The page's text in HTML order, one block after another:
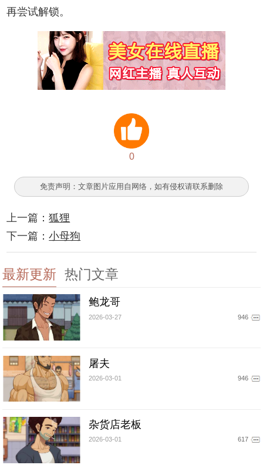
再尝试解锁。
0
免责声明：文章图片应用自网络，如有侵权请联系删除
上一篇：狐狸
下一篇：小母狗
最新更新 热门文章
鲍龙哥
2026-03-27 946
屠夫
2026-03-01 946
杂货店老板
2026-03-01 617